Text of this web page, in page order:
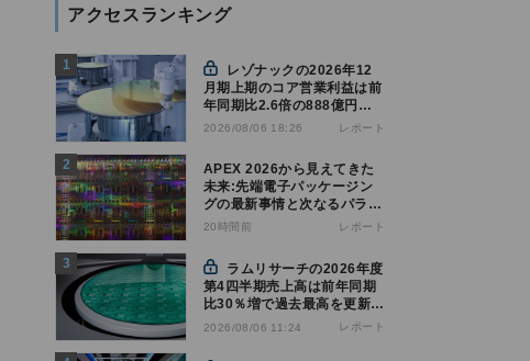
アクセスランキング
月期上期のコア営業利益は前
年同期比2.6倍の888億円、
AI向け半導体材料が好調
2026/08/06 18:26 レポート
APEX 2026から見えてきた
未来:先端電子パッケージン
グの最新事情と次なるパラダ
イムシフト
20時間前 レポート
第4四半期売上高は前年同期
比30％増で過去最高を更新、
NAND関連が好調
2026/08/06 11:24 レポート